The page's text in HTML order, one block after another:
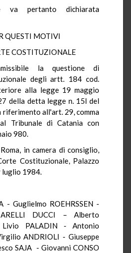
va pertanto dichiarata
QUESTI MOTIVI
COSTITUZIONALE
la questione di
degli artt. 184 cod.
alla legge 19 maggio
della detta legge n. 15l del
riferimento all'art. 29, comma
Tribunale di Catania con
980.
in camera di consiglio,
Costituzionale, Palazzo
luglio 1984.
- Guglielmo ROEHRSSEN -
DUCCI – Alberto
Livio PALADIN - Antonio
ANDRIOLI - Giuseppe
SAJA - Giovanni CONSO